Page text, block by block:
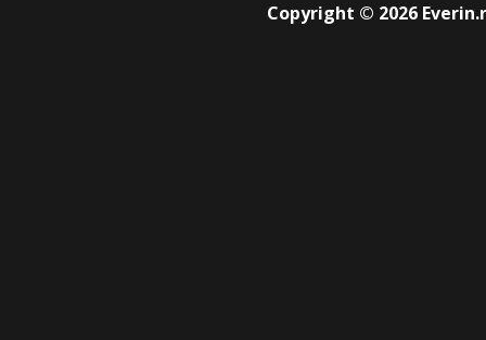
Copyright © 2026